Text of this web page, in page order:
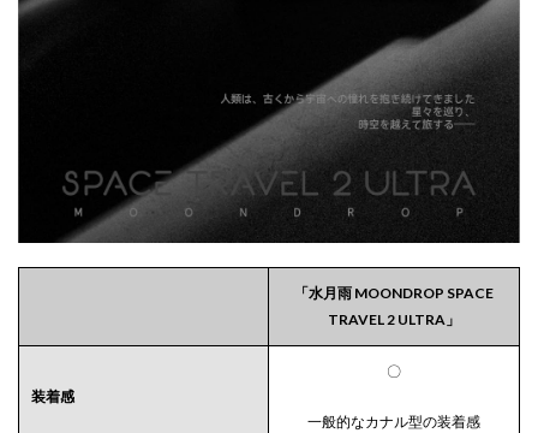
「水月雨 MOONDROP SPACE
TRAVEL 2 ULTRA」
装着感
〇
一般的なカナル型の装着感